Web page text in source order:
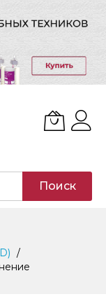
Поиск